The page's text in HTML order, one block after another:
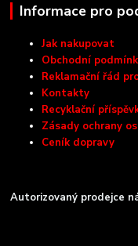
Informace pro
Jak nakupovat
Obchodní
Reklamační řád
Kontakty
Recyklační
Zásady ochrany
Ceník dopravy
Autorizovaný prodejce